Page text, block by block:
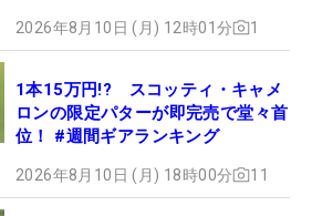
2026年8月10日 (月) 12時01分 1
1本15万円!? スコッティ・キャメ
ロンの限定パターが即完売で堂々首
位！ #週間ギアランキング
2026年8月10日 (月) 18時00分 11